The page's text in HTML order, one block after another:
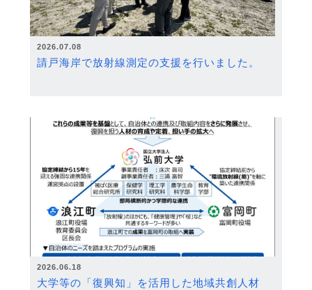
2026.07.08
請戸海岸で放射線測定の支援を行いました。
2026.06.18
大学等の「復興知」を活用した地域共創人材